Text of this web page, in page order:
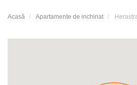
Acasă Apartamente de inchiriat